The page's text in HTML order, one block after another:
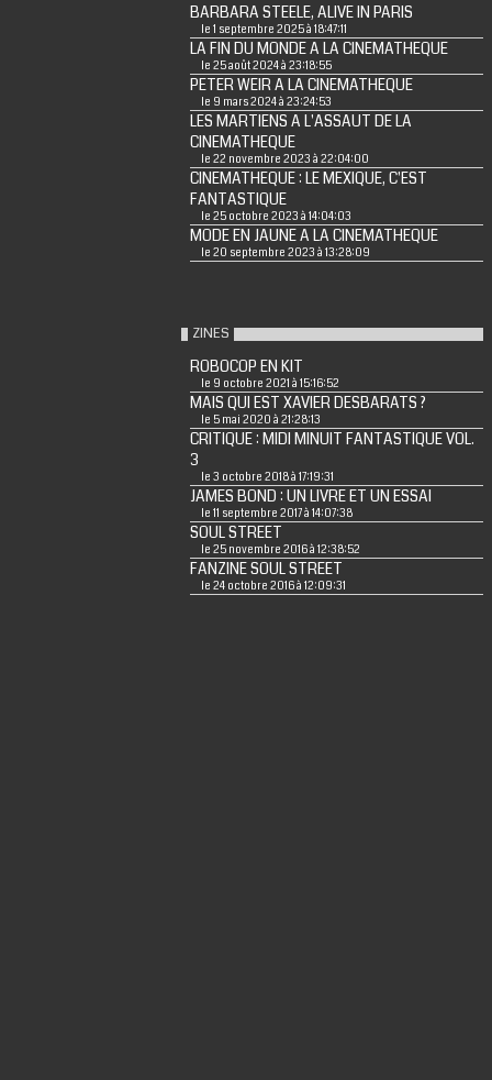
BARBARA STEELE, ALIVE IN PARIS
le 1 septembre 2025 à 18:47:11
LA FIN DU MONDE A LA CINEMATHEQUE
le 25 août 2024 à 23:18:55
PETER WEIR A LA CINEMATHEQUE
le 9 mars 2024 à 23:24:53
LES MARTIENS A L'ASSAUT DE LA
CINEMATHEQUE
le 22 novembre 2023 à 22:04:00
CINEMATHEQUE : LE MEXIQUE, C'EST
FANTASTIQUE
le 25 octobre 2023 à 14:04:03
MODE EN JAUNE A LA CINEMATHEQUE
le 20 septembre 2023 à 13:28:09
ZINES
ROBOCOP EN KIT
le 9 octobre 2021 à 15:16:52
MAIS QUI EST XAVIER DESBARATS ?
le 5 mai 2020 à 21:28:13
CRITIQUE : MIDI MINUIT FANTASTIQUE VOL.
3
le 3 octobre 2018 à 17:19:31
JAMES BOND : UN LIVRE ET UN ESSAI
le 11 septembre 2017 à 14:07:38
SOUL STREET
le 25 novembre 2016 à 12:38:52
FANZINE SOUL STREET
le 24 octobre 2016 à 12:09:31